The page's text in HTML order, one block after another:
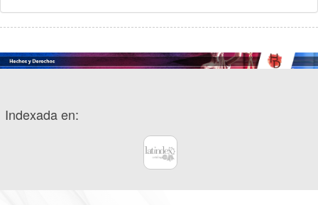
Indexada en: